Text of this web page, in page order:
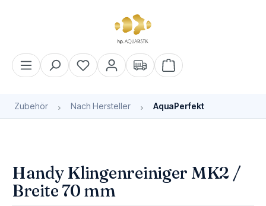
Warenkorb enthält 0
Zubehör Nach Hersteller AquaPerfekt
Handy Klingenreiniger MK2 /
Breite 70 mm